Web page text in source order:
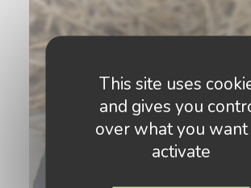
This site uses
and gives you
over what you
activate